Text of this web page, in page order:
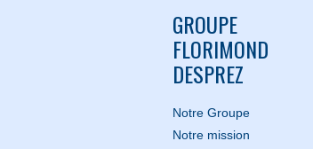
GROUPE
FLORIMOND
DESPREZ
Notre Groupe
Notre mission